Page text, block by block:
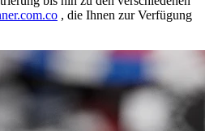
, die Ihnen zur Verfügung